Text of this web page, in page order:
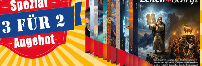
natürlichen Ernährung weit entfernt sind. 73
sind hochverarbeitet (und oft viel billiger als